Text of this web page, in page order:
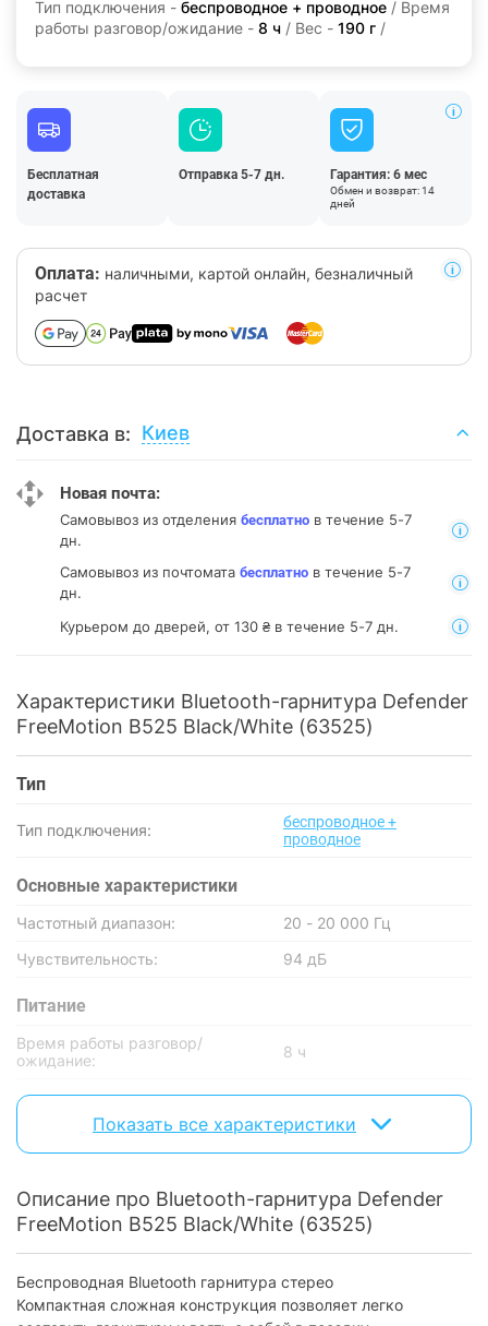
Тип подключения - беспроводное + проводное / Время
работы разговор/ожидание - 8 ч / Вес - 190 г /
Бесплатная
доставка
Отправка 5-7 дн. Гарантия: 6 мес
Обмен и возврат: 14
дней
Оплата: наличными, картой онлайн, безналичный
расчет
Доставка в: Киев
Новая почта:
Самовывоз из отделения бесплатно в течение 5-7
дн.
Самовывоз из почтомата бесплатно в течение 5-7
дн.
Курьером до дверей, от 130 ₴ в течение 5-7 дн.
Характеристики Bluetooth-гарнитура Defender
FreeMotion B525 Black/White (63525)
Тип
Тип подключения:
беспроводное +
проводное
Основные характеристики
Частотный диапазон:
20 - 20 000 Гц
Чувствительность:
94 дБ
Питание
Время работы разговор/
ожидание:
8 ч
Микрофон
Конструкция микрофона:
Частотный диапазон микрофона:
20 - 16 000 Гц
Вес: 190 г
Показать все характеристики
Описание про Bluetooth-гарнитура Defender
FreeMotion B525 Black/White (63525)
Беспроводная Bluetooth гарнитура стерео
Компактная сложная конструкция позволяет легко